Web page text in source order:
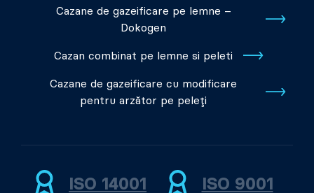
Cazane de gazeificare pe lemne –
Dokogen
Cazan combinat pe lemne si peleti
Cazane de gazeificare cu modificare
pentru arzător pe peleți
ISO 14001 ISO 9001